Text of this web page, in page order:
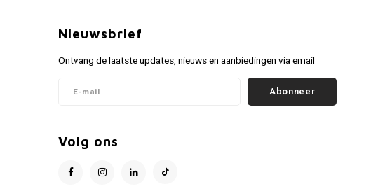
Nieuwsbrief
Ontvang de laatste updates, nieuws en aanbiedingen via email
Abonneer
Volg ons